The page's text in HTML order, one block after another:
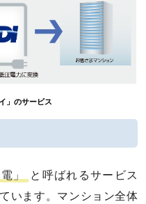
」のサービス
」
と呼ばれるサービス
います。マンション全体